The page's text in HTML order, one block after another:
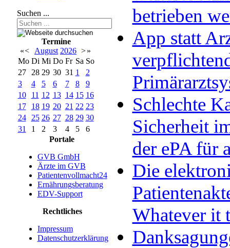
Suchen ...
Termine
«< August 2026 >»
Mo Di Mi Do Fr Sa So
27
28 29 30 31 1
2
3
4 5 6 7 8
9
10
11 12 13 14 15 16
17
18 19 20 21 22 23
24
25 26 27 28 29 30
31
1 2 3 4 5
6
Portale
GVB GmbH
Ärzte im GVB
Patientenvollmacht24
Ernährungsberatung
EDV-Support
Rechtliches
Impressum
Datenschutzerklärung
betrieben
App statt
Schlechte
Sicherheit
der ePA für
Die
Whatever it